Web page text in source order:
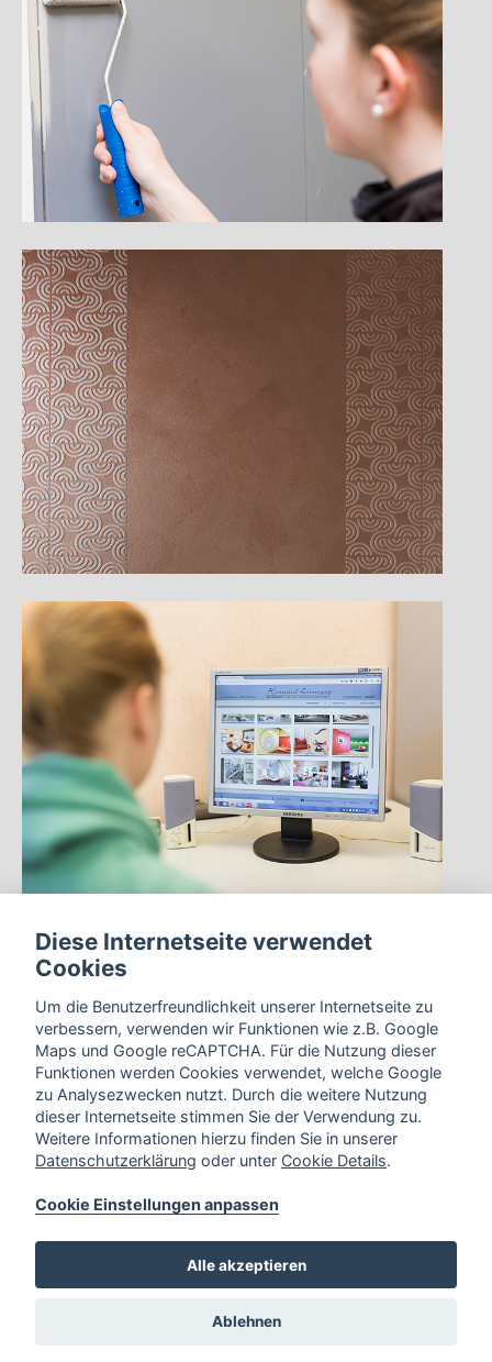
Diese Internetseite verwendet
Cookies
Um die Benutzerfreundlichkeit unserer Internetseite zu
verbessern, verwenden wir Funktionen wie z.B. Google
Maps und Google reCAPTCHA. Für die Nutzung dieser
Funktionen werden Cookies verwendet, welche Google
zu Analysezwecken nutzt. Durch die weitere Nutzung
dieser Internetseite stimmen Sie der Verwendung zu.
Weitere Informationen hierzu finden Sie in unserer
Datenschutzerklärung oder unter Cookie Details.
Cookie Einstellungen anpassen
Alle akzeptieren
Ablehnen